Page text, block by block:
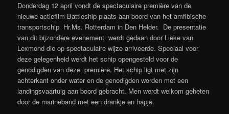
Donderdag 12 april vondt de spectaculaire première van de
nieuwe actiefilm Battleship plaats aan boord van het amfibische
transportschip Hr.Ms. Rotterdam in Den Helder. De presentatie
van dit bijzondere evenement werdt gedaan door Lieke van
Lexmond die op spectaculaire wijze arriveerde. Speciaal voor
deze gelegenheid werdt het schip opengesteld voor de
genodigden van deze première. Het schip ligt met zijn
achterkant onder water en de genodigden worden met een
landingsvaartuig aan boord gebracht. Men werdt welkom geheten
door de marineband met een drankje en hapje.